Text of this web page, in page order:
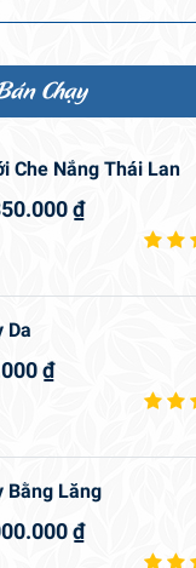
Chạy
Che Nắng Thái Lan
₫
Da
₫
Bằng Lăng
₫